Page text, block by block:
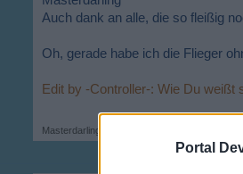
Portal
Auch dank an alle, die so fleißig
Oh, gerade habe ich die Flieger
Edit by -Controller-: Wie Du weißt
Masterdarling